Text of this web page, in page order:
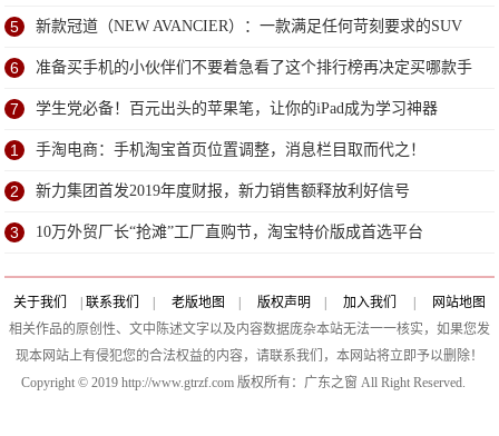
5 新款冠道（NEW AVANCIER）：一款满足任何苛刻要求的SUV
6 准备买手机的小伙伴们不要着急看了这个排行榜再决定买哪款手
机吧
7 学生党必备！百元出头的苹果笔，让你的iPad成为学习神器
1 手淘电商：手机淘宝首页位置调整，消息栏目取而代之！
2 新力集团首发2019年度财报，新力销售额释放利好信号
3 10万外贸厂长“抢滩”工厂直购节，淘宝特价版成首选平台
关于我们 联系我们 老版地图 版权声明 加入我们
网站地图
相关作品的原创性、文中陈述文字以及内容数据庞杂本站无法一一核实，如果您发
现本网站上有侵犯您的合法权益的内容，请联系我们，本网站将立即予以删除！
Copyright © 2019 http://www.gtrzf.com 版权所有：广东之窗 All Right Reserved.